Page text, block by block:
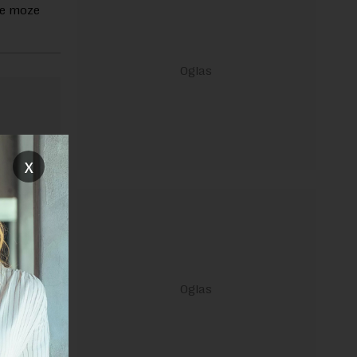
moze
Uslovi
x